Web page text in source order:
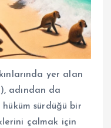
yer alan
adından da
sürdüğü bir
çalmak için